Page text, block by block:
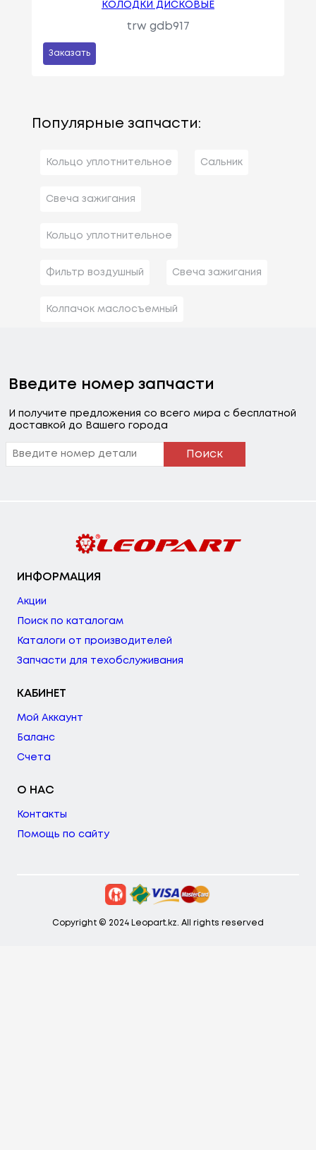
КОЛОДКИ ДИСКОВЫЕ
trw gdb917
Заказать
Популярные запчасти:
Кольцо уплотнительное Сальник
Свеча зажигания
Кольцо уплотнительное
Фильтр воздушный Свеча зажигания
Колпачок маслосъемный
Введите номер запчасти
И получите предложения со всего мира с бесплатной
доставкой до Вашего города
Поиск
ИНФОРМАЦИЯ
Акции
Поиск по каталогам
Каталоги от производителей
Запчасти для техобслуживания
КАБИНЕТ
Мой Аккаунт
Баланс
Счета
О НАС
Контакты
Помощь по сайту
Copyright © 2024 Leopart.kz. All rights reserved